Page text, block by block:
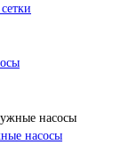
насосы